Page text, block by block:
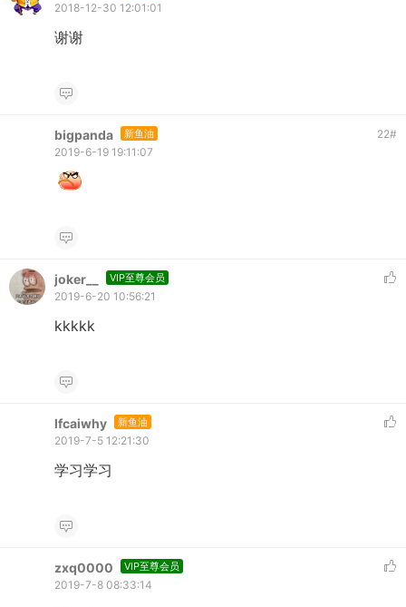
2018-12-30 12:01:01
谢谢
bigpanda 新鱼油 22#
2019-6-19 19:11:07
joker__ VIP至尊会员
2019-6-20 10:56:21
kkkkk
lfcaiwhy 新鱼油
2019-7-5 12:21:30
学习学习
zxq0000 VIP至尊会员
2019-7-8 08:33:14